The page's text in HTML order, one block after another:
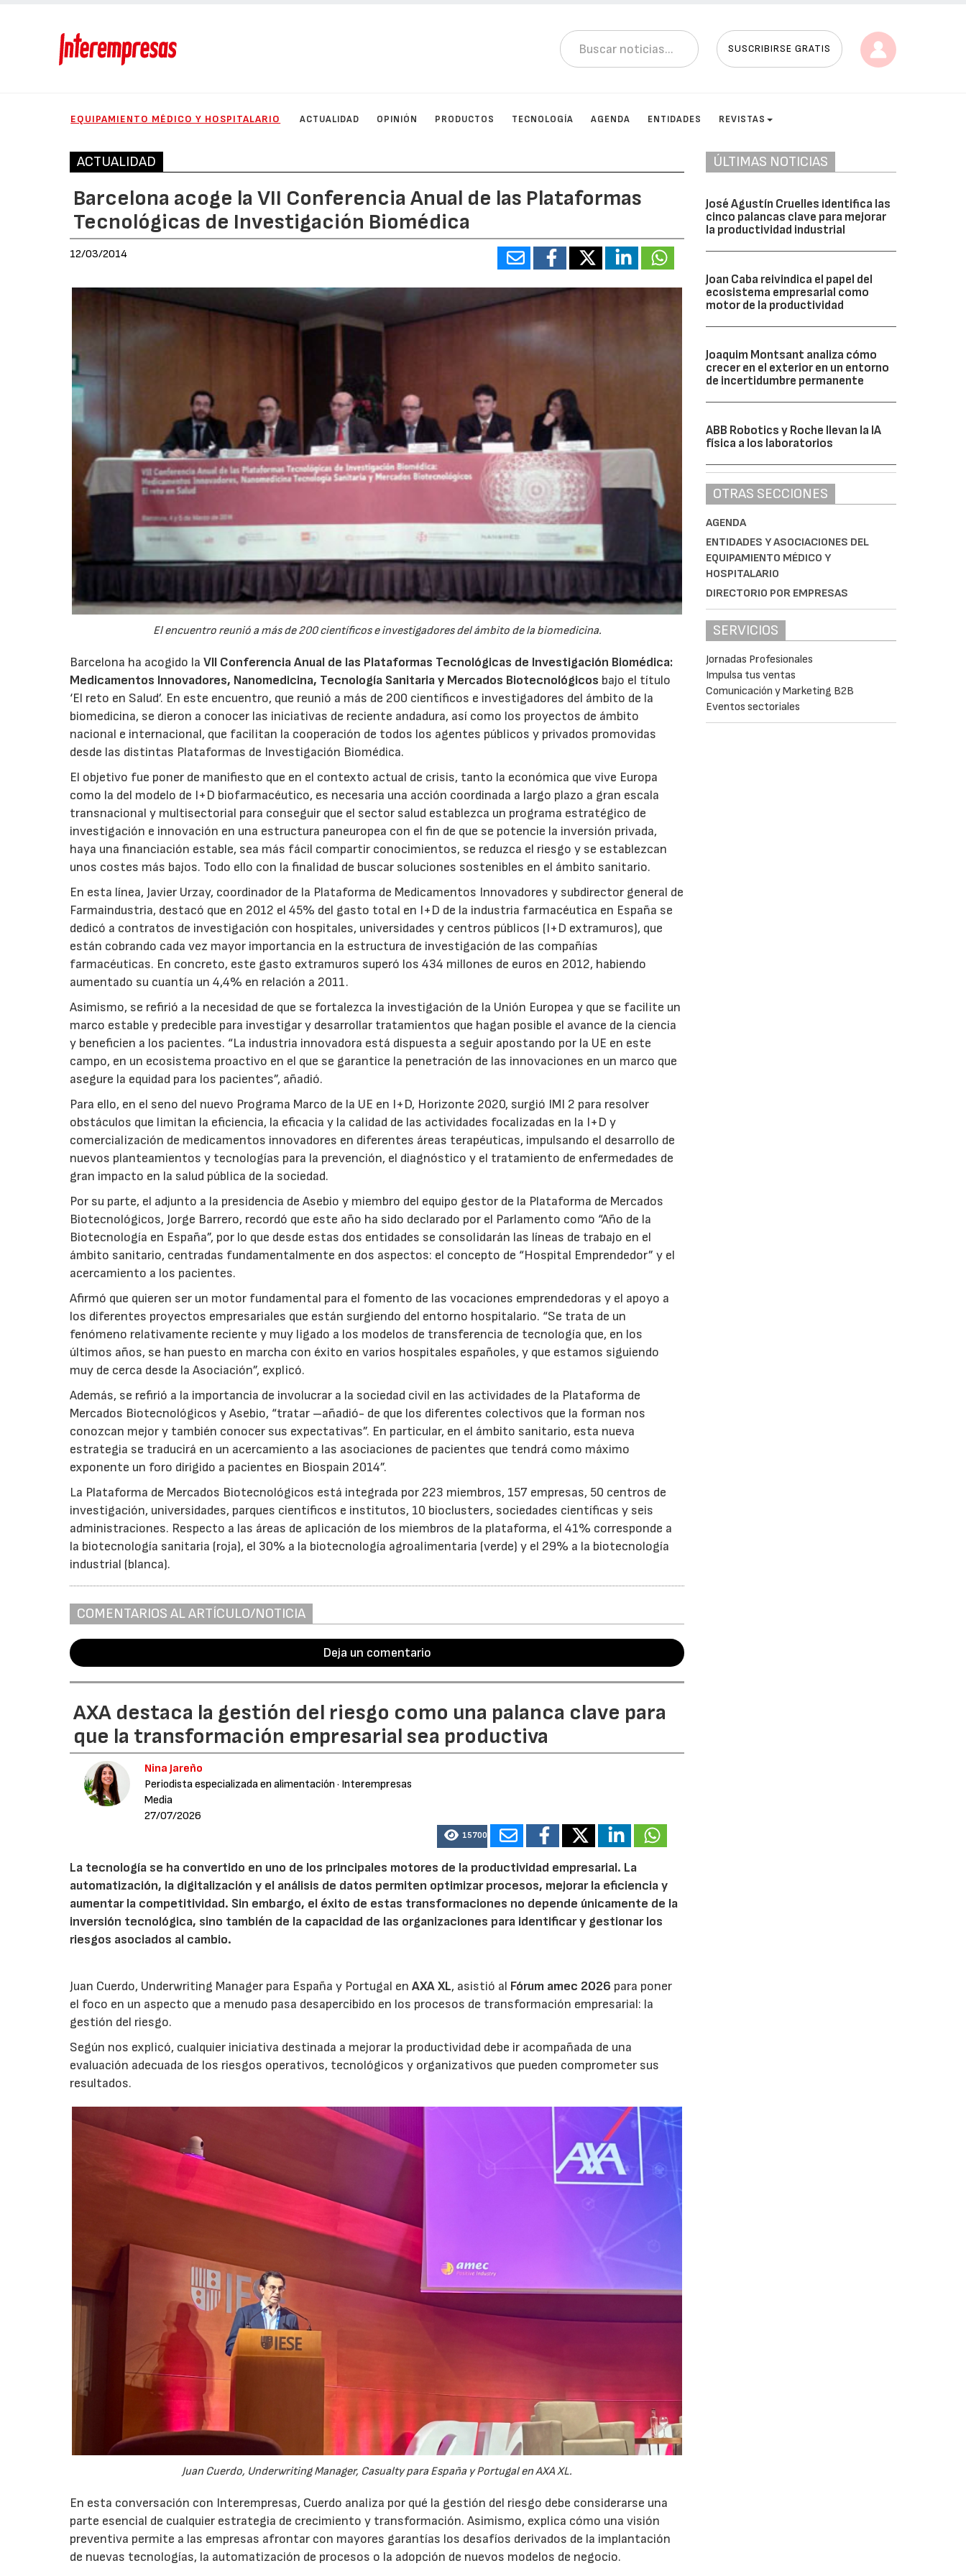
SUSCRIBIRSE GRATIS
EQUIPAMIENTO MÉDICO Y HOSPITALARIO ACTUALIDAD OPINIÓN PRODUCTOS TECNOLOGÍA AGENDA ENTIDADES REVISTAS
ACTUALIDAD
Barcelona acoge la VII Conferencia Anual de las Plataformas
Tecnológicas de Investigación Biomédica
12/03/2014
El encuentro reunió a más de 200 científicos e investigadores del ámbito de la biomedicina.
Barcelona ha acogido laVII Conferencia Anual de las Plataformas Tecnológicas de Investigación Biomédica:
Medicamentos Innovadores, Nanomedicina, Tecnología Sanitaria y Mercados Biotecnológicos bajo el título
‘El reto en Salud’. En este encuentro, que reunió a más de 200 científicos e investigadores del ámbito de la
biomedicina, se dieron a conocer las iniciativas de reciente andadura, así como los proyectos de ámbito
nacional e internacional, que facilitan la cooperación de todos los agentes públicos y privados promovidas
desde las distintas Plataformas de Investigación Biomédica.
El objetivo fue poner de manifiesto que en el contexto actual de crisis, tanto la económica que vive Europa
como la del modelo de I+D biofarmacéutico, es necesaria una acción coordinada a largo plazo a gran escala
transnacional y multisectorial para conseguir que el sector salud establezca un programa estratégico de
investigación e innovación en una estructura paneuropea con el fin de que se potencie la inversión privada,
haya una financiación estable, sea más fácil compartir conocimientos, se reduzca el riesgo y se establezcan
unos costes más bajos. Todo ello con la finalidad de buscar soluciones sostenibles en el ámbito sanitario.
En esta línea, Javier Urzay, coordinador de la Plataforma de Medicamentos Innovadores y subdirector general de
Farmaindustria, destacó que en 2012 el 45% del gasto total en I+D de la industria farmacéutica en España se
dedicó a contratos de investigación con hospitales, universidades y centros públicos (I+D extramuros), que
están cobrando cada vez mayor importancia en la estructura de investigación de las compañías
farmacéuticas. En concreto, este gasto extramuros superó los 434 millones de euros en 2012, habiendo
aumentado su cuantía un 4,4% en relación a 2011.
Asimismo, se refirió a la necesidad de que se fortalezca la investigación de la Unión Europea y que se facilite un
marco estable y predecible para investigar y desarrollar tratamientos que hagan posible el avance de la ciencia
y beneficien a los pacientes. “La industria innovadora está dispuesta a seguir apostando por la UE en este
campo, en un ecosistema proactivo en el que se garantice la penetración de las innovaciones en un marco que
asegure la equidad para los pacientes”, añadió.
Para ello, en el seno del nuevo Programa Marco de la UE en I+D, Horizonte 2020, surgió IMI 2 para resolver
obstáculos que limitan la eficiencia, la eficacia y la calidad de las actividades focalizadas en la I+D y
comercialización de medicamentos innovadores en diferentes áreas terapéuticas, impulsando el desarrollo de
nuevos planteamientos y tecnologías para la prevención, el diagnóstico y el tratamiento de enfermedades de
gran impacto en la salud pública de la sociedad.
Por su parte, el adjunto a la presidencia de Asebio y miembro del equipo gestor de la Plataforma de Mercados
Biotecnológicos, Jorge Barrero, recordó que este año ha sido declarado por el Parlamento como “Año de la
Biotecnología en España”, por lo que desde estas dos entidades se consolidarán las líneas de trabajo en el
ámbito sanitario, centradas fundamentalmente en dos aspectos: el concepto de “Hospital Emprendedor” y el
acercamiento a los pacientes.
Afirmó que quieren ser un motor fundamental para el fomento de las vocaciones emprendedoras y el apoyo a
los diferentes proyectos empresariales que están surgiendo del entorno hospitalario. “Se trata de un
fenómeno relativamente reciente y muy ligado a los modelos de transferencia de tecnología que, en los
últimos años, se han puesto en marcha con éxito en varios hospitales españoles, y que estamos siguiendo
muy de cerca desde la Asociación”, explicó.
Además, se refirió a la importancia de involucrar a la sociedad civil en las actividades de la Plataforma de
Mercados Biotecnológicos y Asebio, “tratar –añadió- de que los diferentes colectivos que la forman nos
conozcan mejor y también conocer sus expectativas”. En particular, en el ámbito sanitario, esta nueva
estrategia se traducirá en un acercamiento a las asociaciones de pacientes que tendrá como máximo
exponente un foro dirigido a pacientes en Biospain 2014”.
La Plataforma de Mercados Biotecnológicos está integrada por 223 miembros, 157 empresas, 50 centros de
investigación, universidades, parques científicos e institutos, 10 bioclusters, sociedades científicas y seis
administraciones. Respecto a las áreas de aplicación de los miembros de la plataforma, el 41% corresponde a
la biotecnología sanitaria (roja), el 30% a la biotecnología agroalimentaria (verde) y el 29% a la biotecnología
industrial (blanca).
COMENTARIOS AL ARTÍCULO/NOTICIA
Deja un comentario
AXA destaca la gestión del riesgo como una palanca clave para
que la transformación empresarial sea productiva
Nina Jareño
Periodista especializada en alimentación · Interempresas
Media
27/07/2026
15700
La tecnología se ha convertido en uno de los principales motores de la productividad empresarial. La
automatización, la digitalización y el análisis de datos permiten optimizar procesos, mejorar la eficiencia y
aumentar la competitividad. Sin embargo, el éxito de estas transformaciones no depende únicamente de la
inversión tecnológica, sino también de la capacidad de las organizaciones para identificar y gestionar los
riesgos asociados al cambio.
Juan Cuerdo, Underwriting Manager para España y Portugal enAXA XL, asistió al Fórum amec 2026 para poner
el foco en un aspecto que a menudo pasa desapercibido en los procesos de transformación empresarial: la
gestión del riesgo.
Según nos explicó, cualquier iniciativa destinada a mejorar la productividad debe ir acompañada de una
evaluación adecuada de los riesgos operativos, tecnológicos y organizativos que pueden comprometer sus
resultados.
Juan Cuerdo, Underwriting Manager, Casualty para España y Portugal en AXA XL.
En esta conversación con Interempresas, Cuerdo analiza por qué la gestión del riesgo debe considerarse una
parte esencial de cualquier estrategia de crecimiento y transformación. Asimismo, explica cómo una visión
preventiva permite a las empresas afrontar con mayores garantías los desafíos derivados de la implantación
de nuevas tecnologías, la automatización de procesos o la adopción de nuevos modelos de negocio.
ÚLTIMAS NOTICIAS
José Agustín Cruelles identifica las
cinco palancas clave para mejorar
la productividad industrial
Joan Caba reivindica el papel del
ecosistema empresarial como
motor de la productividad
Joaquim Montsant analiza cómo
crecer en el exterior en un entorno
de incertidumbre permanente
ABB Robotics y Roche llevan la IA
física a los laboratorios
OTRAS SECCIONES
AGENDA
ENTIDADES Y ASOCIACIONES DEL
EQUIPAMIENTO MÉDICO Y
HOSPITALARIO
DIRECTORIO POR EMPRESAS
SERVICIOS
Jornadas Profesionales
Impulsa tus ventas
Comunicación y Marketing B2B
Eventos sectoriales